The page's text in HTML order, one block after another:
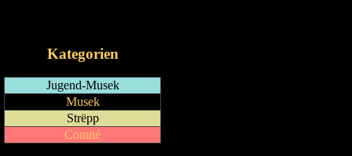
Kategorien
Jugend-Musek
Musek
Strëpp
Comité